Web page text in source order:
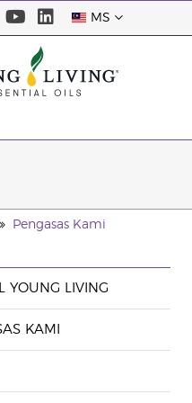
MS
Pengasas Kami
YOUNG LIVING
KAMI